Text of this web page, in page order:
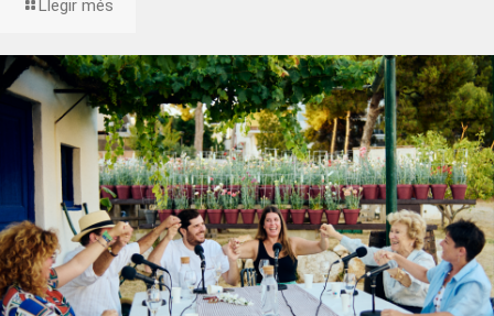
Llegir més